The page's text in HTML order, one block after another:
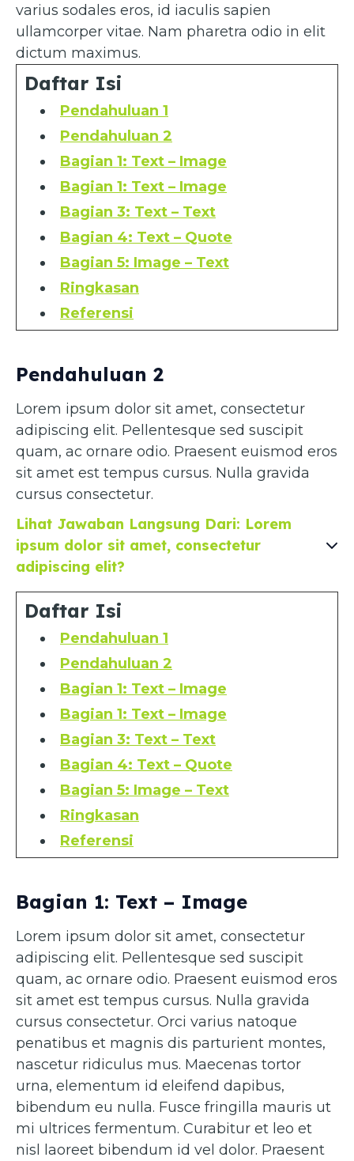
varius sodales eros, id iaculis sapien
ullamcorper vitae. Nam pharetra odio in elit
dictum maximus.
Daftar Isi
Pendahuluan 1
Pendahuluan 2
Bagian 1: Text – Image
Bagian 1: Text – Image
Bagian 3: Text – Text
Bagian 4: Text – Quote
Bagian 5: Image – Text
Ringkasan
Referensi
Pendahuluan 2
Lorem ipsum dolor sit amet, consectetur
adipiscing elit. Pellentesque sed suscipit
quam, ac ornare odio. Praesent euismod eros
sit amet est tempus cursus. Nulla gravida
cursus consectetur.
Lihat Jawaban Langsung Dari: Lorem
ipsum dolor sit amet, consectetur
adipiscing elit?
Daftar Isi
Pendahuluan 1
Pendahuluan 2
Bagian 1: Text – Image
Bagian 1: Text – Image
Bagian 3: Text – Text
Bagian 4: Text – Quote
Bagian 5: Image – Text
Ringkasan
Referensi
Bagian 1: Text – Image
Lorem ipsum dolor sit amet, consectetur
adipiscing elit. Pellentesque sed suscipit
quam, ac ornare odio. Praesent euismod eros
sit amet est tempus cursus. Nulla gravida
cursus consectetur. Orci varius natoque
penatibus et magnis dis parturient montes,
nascetur ridiculus mus. Maecenas tortor
urna, elementum id eleifend dapibus,
bibendum eu nulla. Fusce fringilla mauris ut
mi ultrices fermentum. Curabitur et leo et
nisl laoreet bibendum id vel dolor. Praesent